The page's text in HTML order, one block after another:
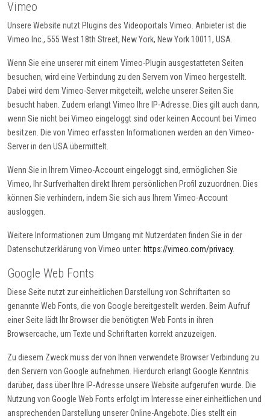
Vimeo
Unsere Website nutzt Plugins des Videoportals Vimeo. Anbieter ist die
Vimeo Inc., 555 West 18th Street, New York, New York 10011, USA.
Wenn Sie eine unserer mit einem Vimeo-Plugin ausgestatteten Seiten
besuchen, wird eine Verbindung zu den Servern von Vimeo hergestellt.
Dabei wird dem Vimeo-Server mitgeteilt, welche unserer Seiten Sie
besucht haben. Zudem erlangt Vimeo Ihre IP-Adresse. Dies gilt auch dann,
wenn Sie nicht bei Vimeo eingeloggt sind oder keinen Account bei Vimeo
besitzen. Die von Vimeo erfassten Informationen werden an den Vimeo-
Server in den USA übermittelt.
Wenn Sie in Ihrem Vimeo-Account eingeloggt sind, ermöglichen Sie
Vimeo, Ihr Surfverhalten direkt Ihrem persönlichen Profil zuzuordnen. Dies
können Sie verhindern, indem Sie sich aus Ihrem Vimeo-Account
ausloggen.
Weitere Informationen zum Umgang mit Nutzerdaten finden Sie in der
Datenschutzerklärung von Vimeo unter: https://vimeo.com/privacy.
Google Web Fonts
Diese Seite nutzt zur einheitlichen Darstellung von Schriftarten so
genannte Web Fonts, die von Google bereitgestellt werden. Beim Aufruf
einer Seite lädt Ihr Browser die benötigten Web Fonts in ihren
Browsercache, um Texte und Schriftarten korrekt anzuzeigen.
Zu diesem Zweck muss der von Ihnen verwendete Browser Verbindung zu
den Servern von Google aufnehmen. Hierdurch erlangt Google Kenntnis
darüber, dass über Ihre IP-Adresse unsere Website aufgerufen wurde. Die
Nutzung von Google Web Fonts erfolgt im Interesse einer einheitlichen und
ansprechenden Darstellung unserer Online-Angebote. Dies stellt ein